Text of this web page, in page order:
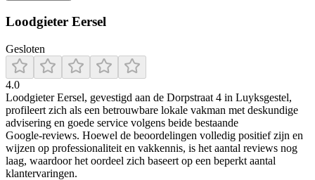
Loodgieter Eersel
Gesloten
4.0
Loodgieter Eersel, gevestigd aan de Dorpstraat 4 in Luyksgestel,
profileert zich als een betrouwbare lokale vakman met deskundige
advisering en goede service volgens beide bestaande
Google‑reviews. Hoewel de beoordelingen volledig positief zijn en
wijzen op professionaliteit en vakkennis, is het aantal reviews nog
laag, waardoor het oordeel zich baseert op een beperkt aantal
klantervaringen.